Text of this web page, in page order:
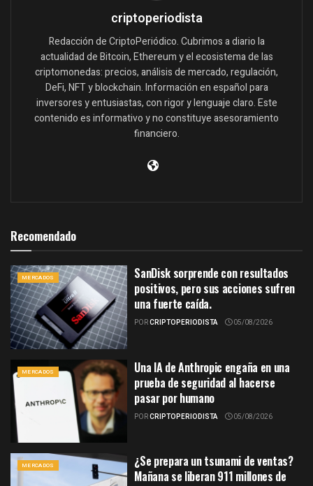
criptoperiodista
Redacción de CriptoPeriódico. Cubrimos a diario la
actualidad de Bitcoin, Ethereum y el ecosistema de las
criptomonedas: precios, análisis de mercado, regulación,
DeFi, NFT y blockchain. Información en español para
inversores y entusiastas, con rigor y lenguaje claro. Este
contenido es informativo y no constituye asesoramiento
financiero.
Recomendado
MERCADOS
SanDisk sorprende con resultados
positivos, pero sus acciones sufren
una fuerte caída.
PORCRIPTOPERIODISTA 05/08/2026
MERCADOS
Una IA de Anthropic engaña en una
prueba de seguridad al hacerse
pasar por humano
PORCRIPTOPERIODISTA 05/08/2026
MERCADOS
¿Se prepara un tsunami de ventas?
Mañana se liberan 911 millones de